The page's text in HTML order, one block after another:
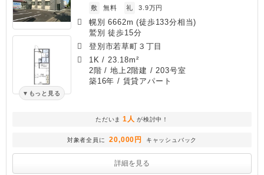
もっと見る
敷
無料 礼 3.9万円
幌別 6662m (徒歩133分相当)
鷲別 徒歩15分
登別市若草町３丁目
1K / 23.18m²
2階 / 地上2階建 / 203号室
築16年 / 賃貸アパート
ただいま 1人 が検討中！
対象者全員に 20,000円 キャッシュバック
詳細を見る